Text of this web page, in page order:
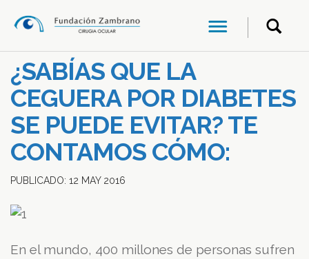
¿SABÍAS QUE LA
CEGUERA POR DIABETES
SE PUEDE EVITAR? TE
CONTAMOS CÓMO:
PUBLICADO: 12 MAY 2016
En el mundo, 400 millones de personas sufren